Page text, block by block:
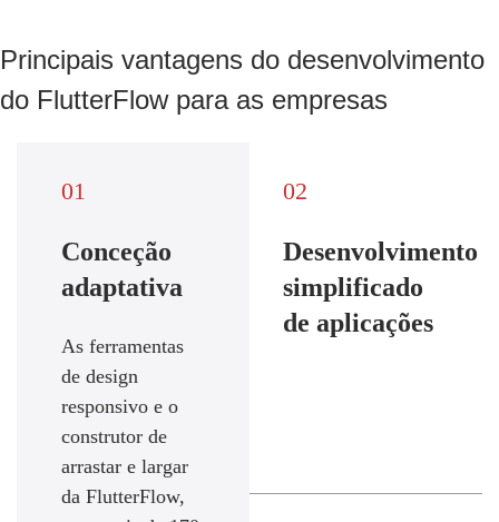
Principais vantagens do desenvolvimento
do FlutterFlow para as empresas
01
Conceção
adaptativa
As ferramentas
de design
responsivo e o
construtor de
arrastar e largar
da FlutterFlow,
02
Desenvolvimento
simplificado
de aplicações